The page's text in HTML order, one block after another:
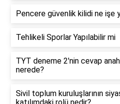
Pencere güvenlik kilidi ne işe
Tehlikeli Sporlar Yapılabilir mi
TYT deneme 2'nin cevap
nerede?
Sivil toplum kuruluşlarının